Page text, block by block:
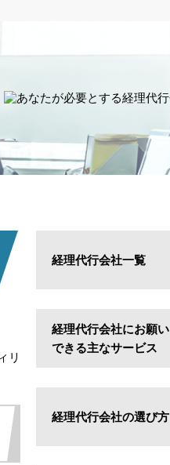
リ
経理代行会社一覧
経理代行会社にお願い
できる主なサービス
経理代行会社の選び方